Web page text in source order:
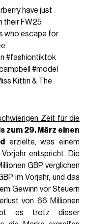
have just
their FW25
who escape for
#fashiontiktok
#model
Kittin & The
Zeit für die
zum 29. März einen
erzielte, was einem
entspricht. Die
GBP, verglichen
im Vorjahr, und das
Gewinn vor Steuern
von 66 Millionen
es trotz dieser